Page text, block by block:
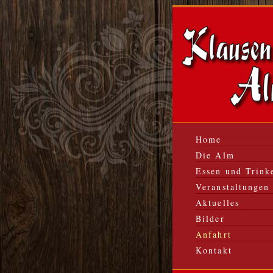
Home
Die Alm
Essen und
Veranstaltungen
Aktuelles
Bilder
Anfahrt
Kontakt